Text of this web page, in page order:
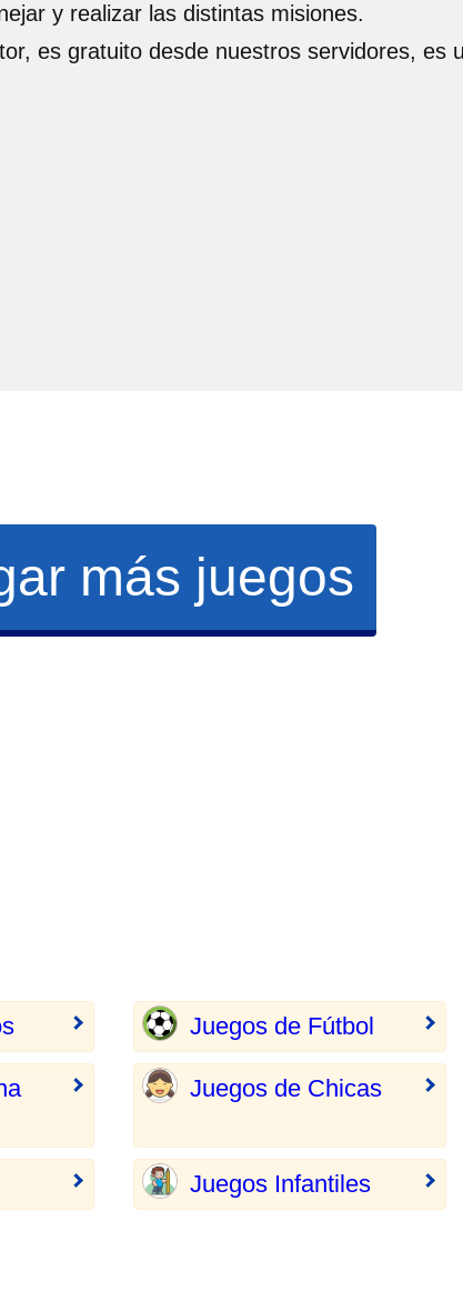
y realizar las distintas misiones.
es gratuito desde nuestros servidores, es
más juegos
Juegos de Fútbol
Juegos de Chicas
Juegos Infantiles